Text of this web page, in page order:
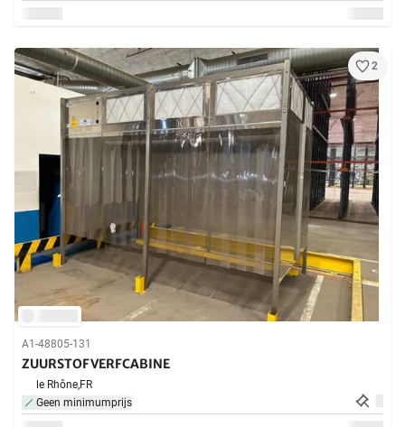
2
A1-48805-131
ZUURSTOFVERFCABINE
le Rhône,FR
Geen minimumprijs